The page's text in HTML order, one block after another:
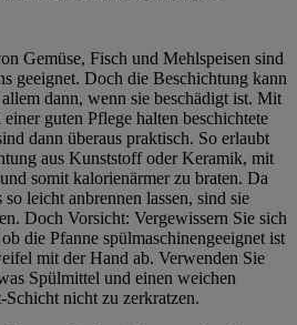
Gemüse, Fisch und Mehlspeisen sind
geeignet. Doch die Beschichtung kann
dann, wenn sie beschädigt ist. Mit
guten Pflege halten beschichtete
dann überaus praktisch. So erlaubt
aus Kunststoff oder Keramik, mit
somit kalorienärmer zu braten. Da
leicht anbrennen lassen, sind sie
Doch Vorsicht: Vergewissern Sie sich
die Pfanne spülmaschinengeeignet ist
mit der Hand ab. Verwenden Sie
Spülmittel und einen weichen
nicht zu zerkratzen.